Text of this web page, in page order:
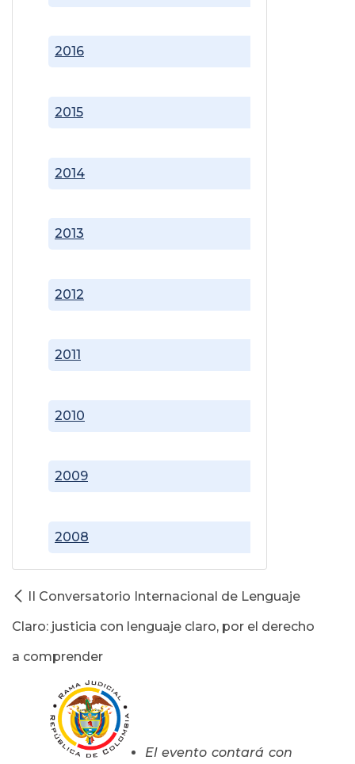
2008
2009
2010
2011
2012
2013
2014
2015
2016
II Conversatorio Internacional de Lenguaje
Claro: justicia con lenguaje claro, por el derecho
a comprender
El evento contará con